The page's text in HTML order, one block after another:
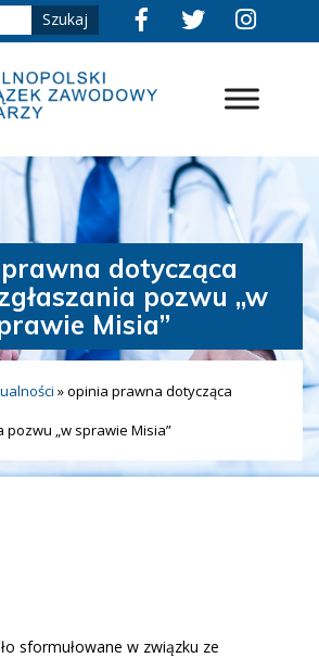
dotycząca
pozwu „w
Misia”
»opinia prawna dotycząca
pozwu „w sprawie Misia”
sformułowane w związku ze